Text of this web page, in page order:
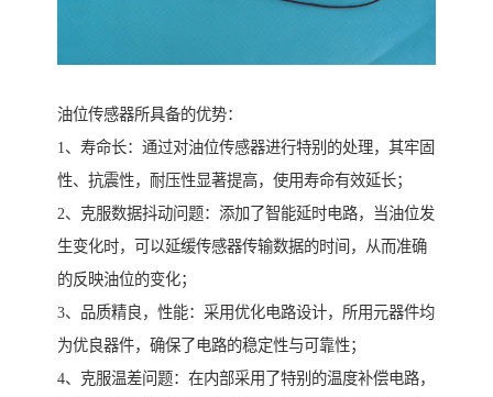
油位传感器所具备的优势：
1、寿命长：通过对油位传感器进行特别的处理，其牢固
性、抗震性，耐压性显著提高，使用寿命有效延长；
2、克服数据抖动问题：添加了智能延时电路，当油位发
生变化时，可以延缓传感器传输数据的时间，从而准确
的反映油位的变化；
3、品质精良，性能：采用优化电路设计，所用元器件均
为优良器件，确保了电路的稳定性与可靠性；
4、克服温差问题：在内部采用了特别的温度补偿电路，